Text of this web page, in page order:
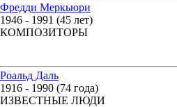
Фредди Меркьюри
1946 - 1991 (45 лет)
КОМПОЗИТОРЫ
Роальд Даль
1916 - 1990 (74 года)
ИЗВЕСТНЫЕ ЛЮДИ